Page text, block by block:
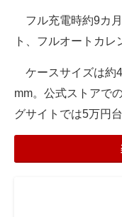
フル充電時約9カ
ト、フルオートカレ
ケースサイズは約
mm。公式ストアで
グサイトでは5万円